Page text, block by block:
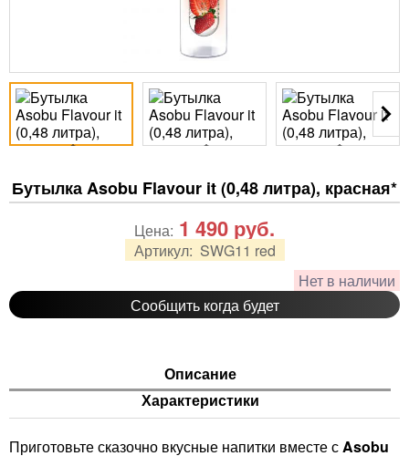
Бутылка Asobu Flavour it (0,48 литра), красная*
Артикул: SWG11 red
Нет в наличии
Сообщить когда будет
Цена: 1 490 руб.
Описание
Характеристики
Приготовьте сказочно вкусные напитки вместе сAsobu